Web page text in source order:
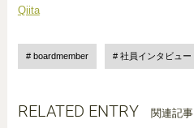
Qiita
boardmember 社員インタビュー
RELATED ENTRY 関連記事